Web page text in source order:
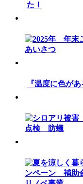
た！
『温度に色があ